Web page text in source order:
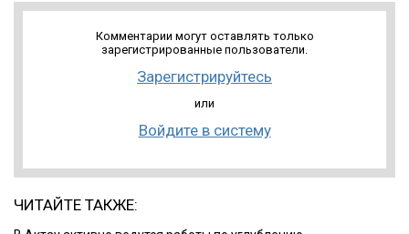
Комментарии могут оставлять только
зарегистрированные пользователи.
Зарегистрируйтесь
или
Войдите в систему
ЧИТАЙТЕ ТАКЖЕ: